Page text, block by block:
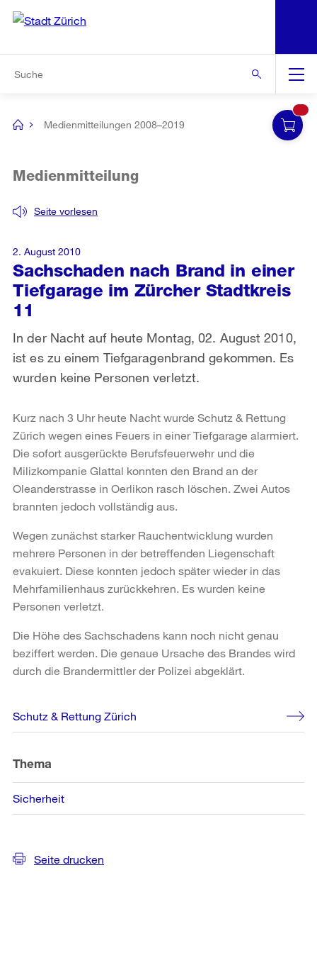
Navigation
[no
Medienmitteilungen 2008–2019
Sachschaden nach Brand in einer
Tiefgarage im Zürcher Stadtkreis
11
Seite vorlesen
Medienmitteilung
In der Nacht auf heute Montag, 02. August 2010,
ist es zu einem Tiefgaragenbrand gekommen. Es
wurden keine Personen verletzt.
2. August 2010
Kurz nach 3 Uhr heute Nacht wurde Schutz & Rettung
Zürich wegen eines Feuers in einer Tiefgarage alarmiert.
Die sofort ausgerückte Berufsfeuerwehr und die
Milizkompanie Glattal konnten den Brand an der
Oleanderstrasse in Oerlikon rasch löschen. Zwei Autos
brannten jedoch vollständig aus.
Wegen zunächst starker Rauchentwicklung wurden
mehrere Personen in der betreffenden Liegenschaft
evakuiert. Diese konnten jedoch später wieder in das
Mehrfamilienhaus zurückkehren. Es wurden keine
Personen verletzt.
Die Höhe des Sachschadens kann noch nicht genau
beziffert werden. Die genaue Ursache des Brandes wird
durch die Brandermittler der Polizei abgeklärt.
Weitere
Informationen
Schutz & Rettung Zürich
Thema
Sicherheit
Seite drucken